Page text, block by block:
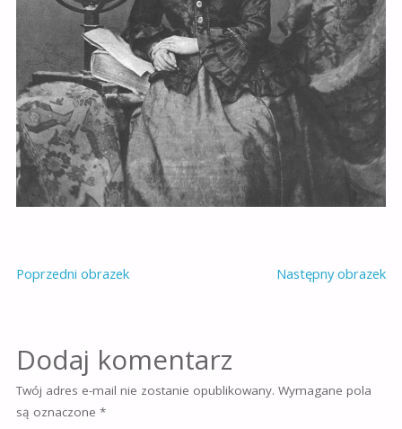
Poprzedni obrazek Następny obrazek
Dodaj komentarz
Twój adres e-mail nie zostanie opublikowany. Wymagane pola
są oznaczone *